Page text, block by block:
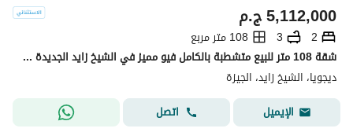
ج.م5,112,000
2
3
108 متر مربع
شقة 108 متر للبيع متشطبة بالكامل فيو مميز في الشيخ زايد الجديدة في مشروع Dejoya بجوار ستيتس سوديك
ديجويا، الشيخ زايد، الجيزة
الإيميل
اتصل